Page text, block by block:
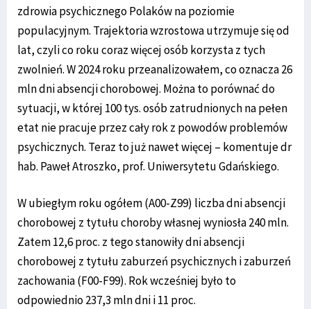
zdrowia psychicznego Polaków na poziomie
populacyjnym. Trajektoria wzrostowa utrzymuje się od
lat, czyli co roku coraz więcej osób korzysta z tych
zwolnień. W 2024 roku przeanalizowałem, co oznacza 26
mln dni absencji chorobowej. Można to porównać do
sytuacji, w której 100 tys. osób zatrudnionych na pełen
etat nie pracuje przez cały rok z powodów problemów
psychicznych. Teraz to już nawet więcej – komentuje dr
hab. Paweł Atroszko, prof. Uniwersytetu Gdańskiego.
W ubiegłym roku ogółem (A00-Z99) liczba dni absencji
chorobowej z tytułu choroby własnej wyniosła 240 mln.
Zatem 12,6 proc. z tego stanowiły dni absencji
chorobowej z tytułu zaburzeń psychicznych i zaburzeń
zachowania (F00-F99). Rok wcześniej było to
odpowiednio 237,3 mln dni i 11 proc.